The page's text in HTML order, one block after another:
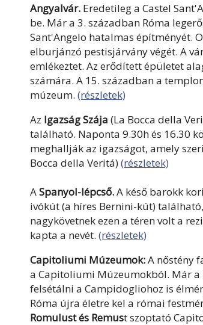
Angyalvár. Eredetileg a Castel
be. Már a 3. században Róma
Sant'Angelo hatalmas építményét.
elburjánzó pestisjárvány végét. A
emlékeztet. Az erődített épületet
számára. A 15. században a
múzeum. (részletek)
Az Igazság Szája (La Bocca della
található. Naponta 9.30h és 16.30
meghallják az igazságot, amely
Bocca della Veritá)(részletek)
ASpanyol-lépcső.A késő barokk
ivókút (a híres Bernini-kút)
nagykövetnek ezen a téren volt a
kapta a nevét. (részletek)
Capitoliumi Múzeumok:A nőstény
a Capitoliumi Múzeumokból. Már
felsétálni a Campidogliohoz is
Róma újra életre kel a római
Romulust és Remust szoptató